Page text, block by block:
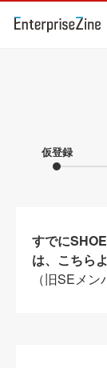
仮登録
すでに
は、こちら
（旧SEメ